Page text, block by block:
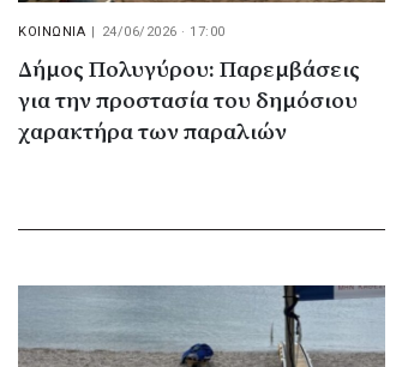
ΚΟΙΝΩΝΙΑ | 24/06/2026 · 17:00
Δήμος Πολυγύρου: Παρεμβάσεις
για την προστασία του δημόσιου
χαρακτήρα των παραλιών